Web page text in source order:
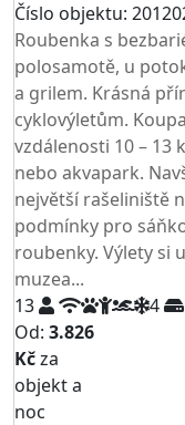
Číslo objektu:
Roubenka s
polosamotě, u
a grilem. Krásná
cyklovýletům.
vzdálenosti 10 – 13
nebo akvapark.
největší rašeliniště
podmínky pro
roubenky. Výlety si
muzea...
13
4
Od: 3.826
Kčza
objekt a
noc